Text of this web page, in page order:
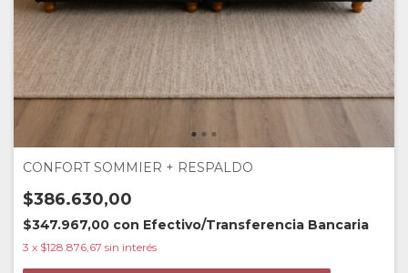
CONFORT SOMMIER + RESPALDO
$386.630,00
$347.967,00 con Efectivo/Transferencia Bancaria
3 x $128.876,67 sin interés